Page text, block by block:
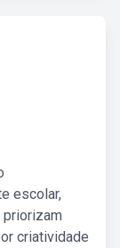
escolar,
criatividade